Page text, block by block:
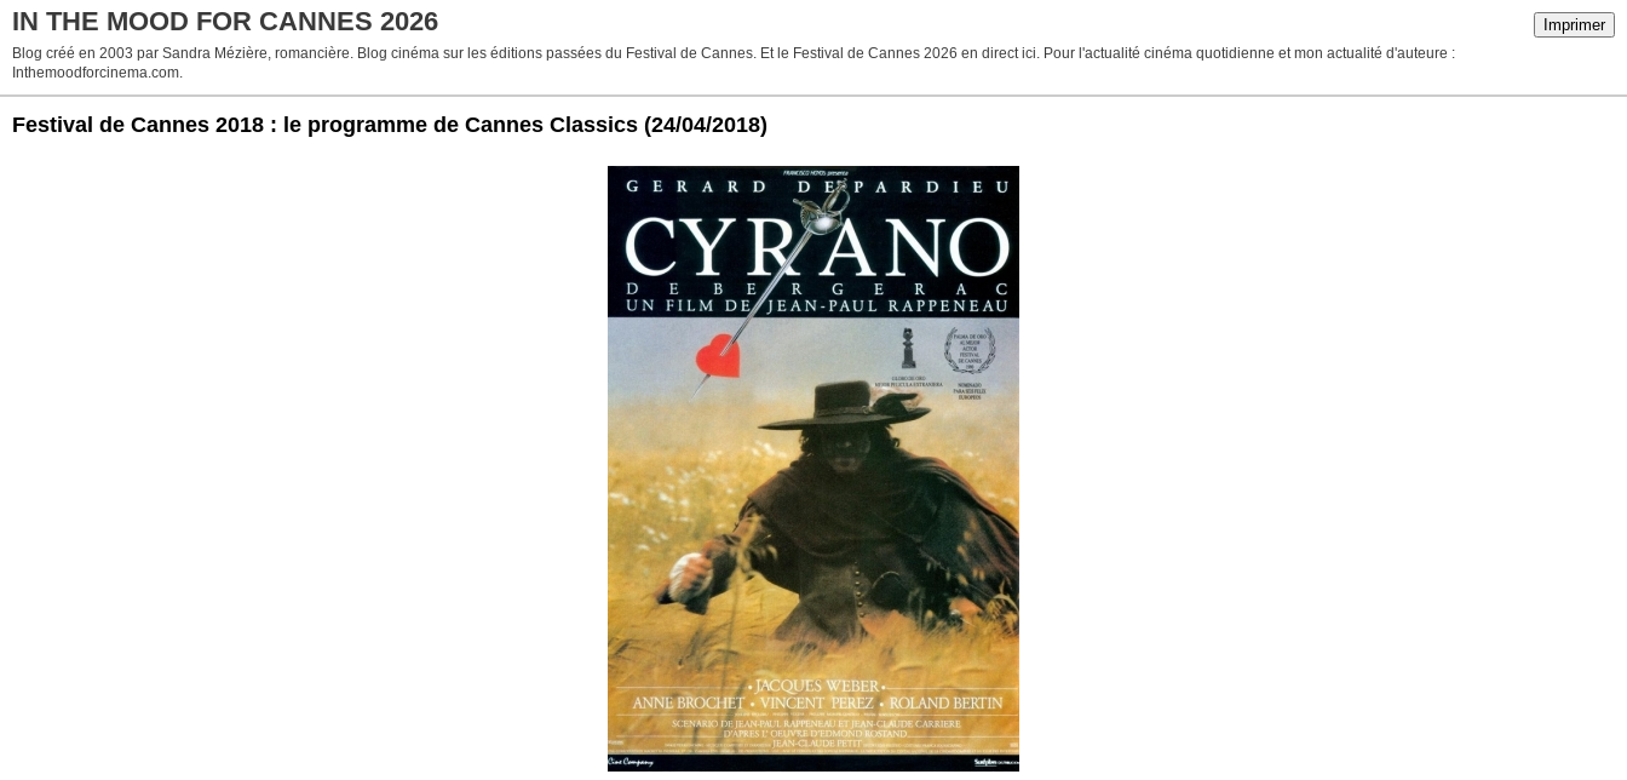
Imprimer
IN THE MOOD FOR CANNES 2026
Blog créé en 2003 par Sandra Mézière, romancière. Blog cinéma sur les éditions passées du Festival de Cannes. Et le Festival de Cannes 2026 en direct ici. Pour l'actualité cinéma quotidienne et mon actualité d'auteure :
Inthemoodforcinema.com.
Festival de Cannes 2018 : le programme de Cannes Classics (24/04/2018)